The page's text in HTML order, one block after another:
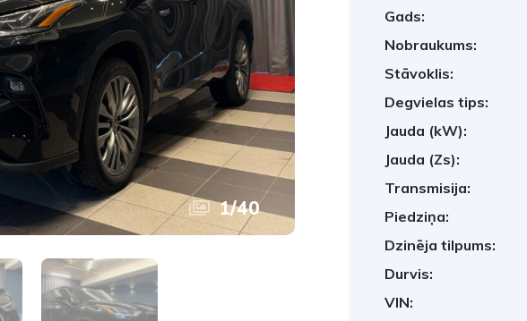
1/40
Gads:
Nobraukums:
Stāvoklis:
Degvielas tips:
Jauda (kW):
Jauda (Zs):
Transmisija:
Piedziņa:
Dzinēja tilpums:
Durvis:
VIN: